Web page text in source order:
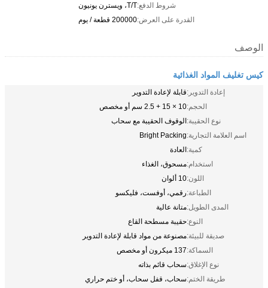
شروط الدفع:T/T، ويسترن يونيون
القدرة على العرض:200000 قطعة / يوم
الوصف
كيس تغليف المواد الغذائية
إعادة التدوير:قابلة لإعادة التدوير
الحجم:10 × 15 + 2.5 سم أو مخصص
نوع الحقيبة:الوقوف الحقيبة مع سحاب
اسم العلامة التجارية:Bright Packing
كمية:العادة
استخدام:مسحوق، الغذاء
اللون:10 ألوان
الطباعة:رقمي، أوفست، فليكسو
المدى الطويل:متانة عالية
النوع:حقيبة مسطحة القاع
صديقة للبيئة:مصنوعة من مواد قابلة لإعادة التدوير
السماكة:137 ميكرون أو مخصص
نوع الإغلاق:سحاب قائم بذاته
طريقة الختم:سحاب، قفل سحاب، أو ختم حراري